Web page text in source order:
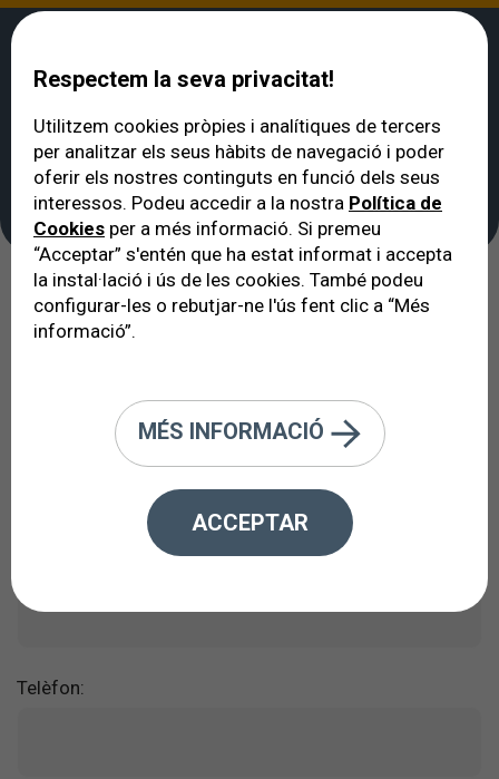
VERTE
Contacte
Mitjançant aquest formulari podeu posar-vos en
contacte amb nosaltres i plantejar-nos tots els vostres
totes per igual.
Telèfon:
Respectem la seva privacitat!
Utilitzem cookies pròpies i analítiques de tercers
per analitzar els seus hàbits de navegació i poder
oferir els nostres continguts en funció dels seus
interessos. Podeu accedir a la nostra Política de
Cookies per a més informació. Si premeu
“Acceptar” s'entén que ha estat informat i accepta
la instal·lació i ús de les cookies. També podeu
configurar-les o rebutjar-ne l'ús fent clic a “Més
informació”.
MÉS INFORMACIÓ
ACCEPTAR